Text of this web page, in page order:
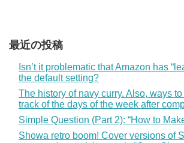
最近の投稿
Isn’t it problematic that Amazon has
the default setting?
The history of navy curry. Also, ways
track of the days of the week after
Simple Question (Part 2): “How to
Showa retro boom! Cover versions of